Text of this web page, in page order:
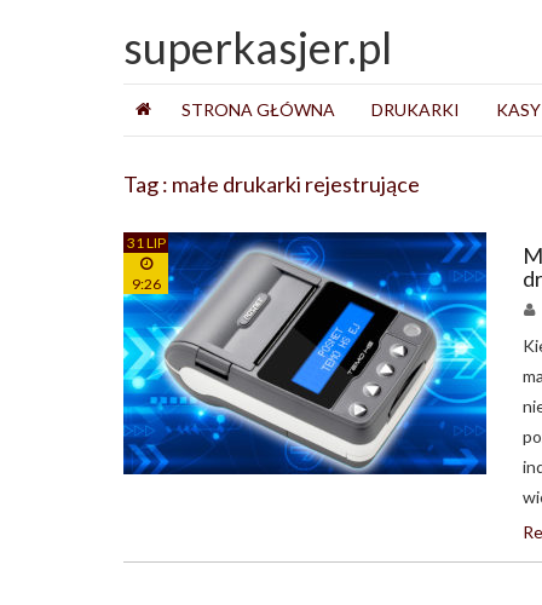
superkasjer.pl
STRONA GŁÓWNA DRUKARKI KASY
Tag : małe drukarki rejestrujące
31 LIP
9:26